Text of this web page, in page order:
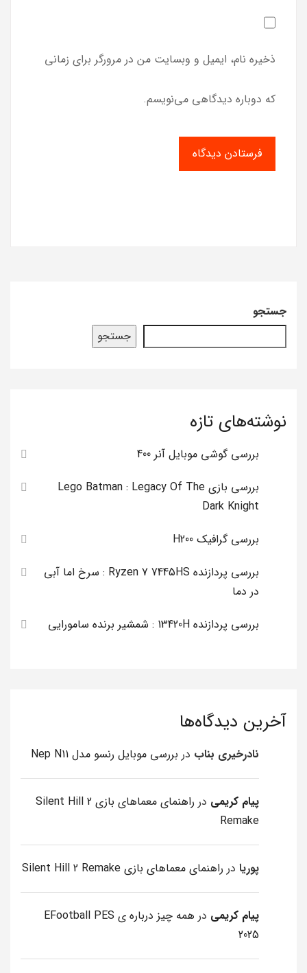
ذخیره نام، ایمیل و وبسایت من در مرورگر برای زمانی
که دوباره دیدگاهی می‌نویسم.
جستجو
جستجو
نوشته‌های تازه
بررسی گوشی موبایل آنر 400
بررسی بازی Lego Batman : Legacy Of The
Dark Knight
بررسی گرافیک H200
بررسی پردازنده Ryzen 7 7445HS : سرخ اما آبی
در دما
بررسی پردازنده 13420H : شمشیر برنده سامورایی
آخرین دیدگاه‌ها
نادرخیری بناب در بررسی موبایل رنسو مدل Nep N11
پیام کریمی در
راهنمای معماهای بازی Silent Hill 2
Remake
پوریا در راهنمای معماهای بازی Silent Hill 2 Remake
پیام کریمی در
همه چیز درباره ی EFootball PES
2025